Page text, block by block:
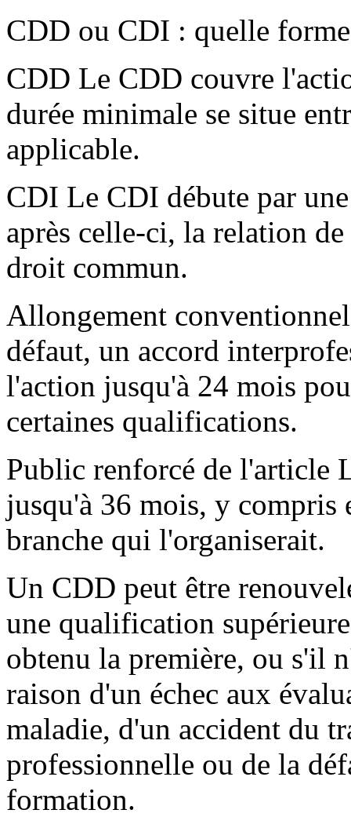
CDD ou CDI : quelle
CDD Le CDD couvre
durée minimale se situe
applicable.
CDI Le CDI débute par
après celle-ci, la relation
droit commun.
Allongement
défaut, un accord
l'action jusqu'à 24 mois
certaines qualifications.
Public renforcé de l'article
jusqu'à 36 mois, y compris
branche qui l'organiserait.
Un CDD peut être
une qualification
obtenu la première, ou s'il
raison d'un échec aux
maladie, d'un accident du
professionnelle ou de la
formation.